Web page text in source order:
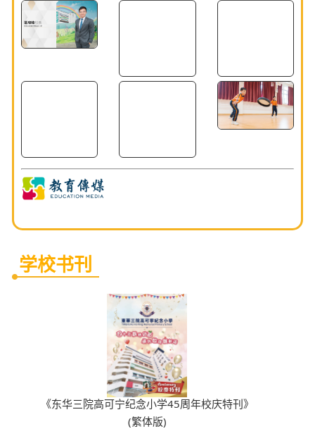
学校书刊
《东华三院高可宁纪念小学45周年校庆特刊》
(繁体版)